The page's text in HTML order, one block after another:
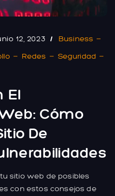
12, 2023
Business
Redes
Seguridad
El
Cómo
De
sitio web de posibles
con estos consejos de